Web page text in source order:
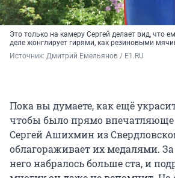
Это только на камеру Сергей делает вид, что
деле жонглирует гирями, как резиновыми
Источник: Дмитрий Емельянов / E1.RU
Пока вы думаете, как ещё
чтобы было прямо впечатляюще
Сергей Ашихмин из
облагораживает их медалями.
него набралось больше ста, и